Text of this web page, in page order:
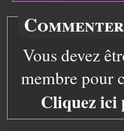
Vous devez
membre pour
Cliquez ici